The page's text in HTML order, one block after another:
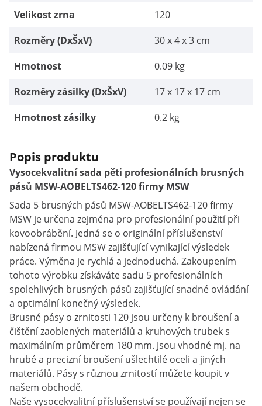
Velikost zrna
120
Rozměry (DxŠxV)
30 x 4 x 3 cm
Hmotnost
0.09 kg
Rozměry zásilky (DxŠxV)
17 x 17 x 17 cm
Hmotnost zásilky
0.2 kg
Popis produktu
Vysocekvalitní sada pěti profesionálních brusných
pásů MSW-AOBELTS462-120 firmy MSW
Sada 5 brusných pásů MSW-AOBELTS462-120 firmy
MSW je určena zejména pro profesionální použití při
kovoobrábění. Jedná se o originální příslušenství
nabízená firmou MSW zajišťující vynikající výsledek
práce. Výměna je rychlá a jednoduchá. Zakoupením
tohoto výrobku získáváte sadu 5 profesionálních
spolehlivých brusných pásů zajišťující snadné ovládání
a optimální konečný výsledek.
Brusné pásy o zrnitosti 120 jsou určeny k broušení a
čištění zaoblených materiálů a kruhových trubek s
maximálním průměrem 180 mm. Jsou vhodné mj. na
hrubé a precizní broušení ušlechtilé oceli a jiných
materiálů. Pásy s různou zrnitostí můžete koupit v
našem obchodě.
Naše vysocekvalitní příslušenství se používají nejen se